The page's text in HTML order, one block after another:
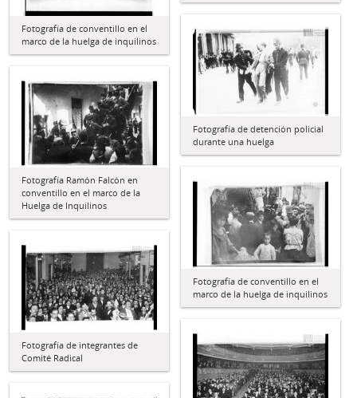
Fotografía de conventillo en el
marco de la huelga de inquilinos
Fotografía de detención policial
durante una huelga
Fotografía Ramón Falcón en
conventillo en el marco de la
Huelga de Inquilinos
Fotografía de conventillo en el
marco de la huelga de inquilinos
Fotografía de integrantes de
Comité Radical